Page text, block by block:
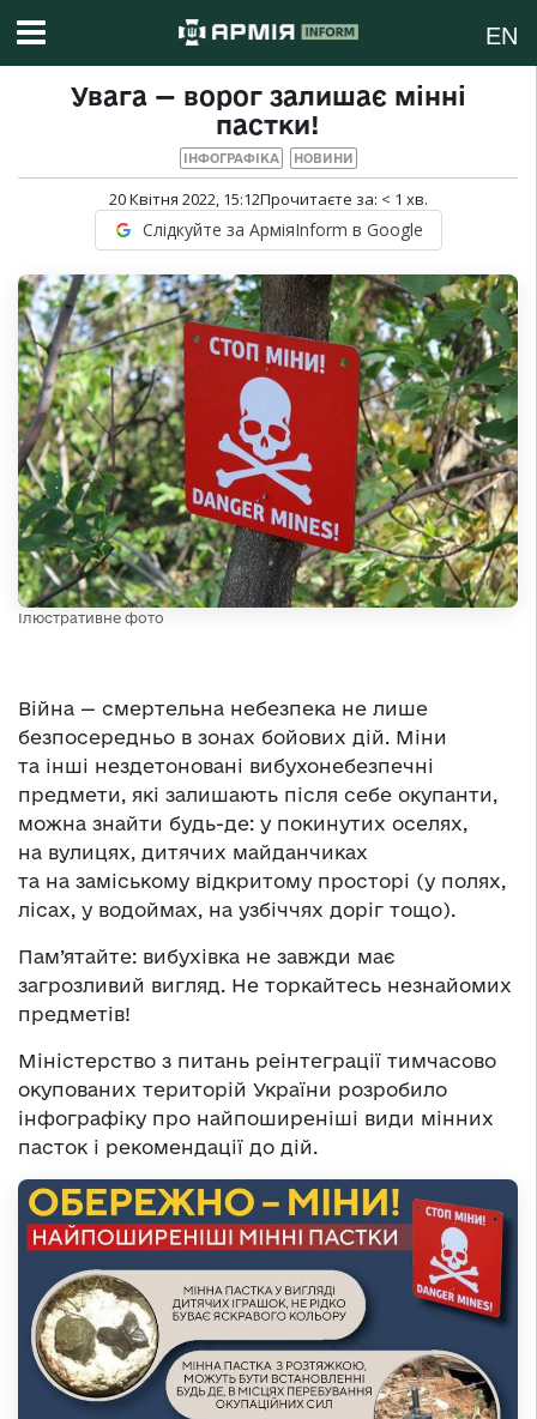
EN
Увага — ворог залишає мінні
пастки!
ІНФОГРАФІКА НОВИНИ
20 Квітня 2022, 15:12Прочитаєте за: < 1 хв.
Слідкуйте за АрміяInform в Google
Ілюстративне фото
Війна — смертельна небезпека не лише
безпосередньо в зонах бойових дій. Міни
та інші нездетоновані вибухонебезпечні
предмети, які залишають після себе окупанти,
можна знайти будь-де: у покинутих оселях,
на вулицях, дитячих майданчиках
та на заміському відкритому просторі (у полях,
лісах, у водоймах, на узбіччях доріг тощо).
Пам’ятайте: вибухівка не завжди має
загрозливий вигляд. Не торкайтесь незнайомих
предметів!
Міністерство з питань реінтеграції тимчасово
окупованих територій України розробило
інфографіку про найпоширеніші види мінних
пасток і рекомендації до дій.